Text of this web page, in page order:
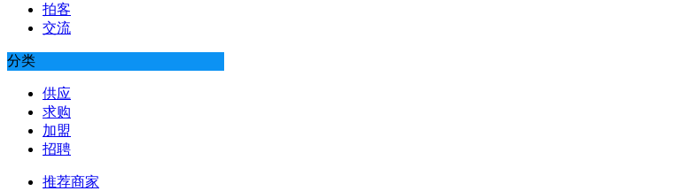
拍客
交流
分类
供应
求购
加盟
招聘
推荐商家